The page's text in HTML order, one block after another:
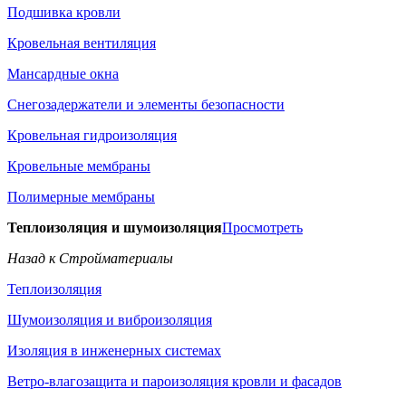
Подшивка кровли
Кровельная вентиляция
Мансардные окна
Снегозадержатели и элементы безопасности
Кровельная гидроизоляция
Кровельные мембраны
Полимерные мембраны
Теплоизоляция и шумоизоляцияПросмотреть
Назад к Стройматериалы
Теплоизоляция
Шумоизоляция и виброизоляция
Изоляция в инженерных системах
Ветро-влагозащита и пароизоляция кровли и фасадов